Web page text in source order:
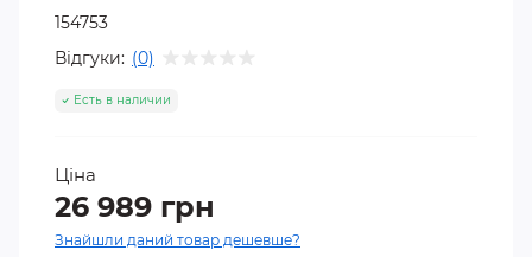
154753
Відгуки: (0)
Есть в наличии
Ціна
26 989 грн
Знайшли даний товар дешевше?